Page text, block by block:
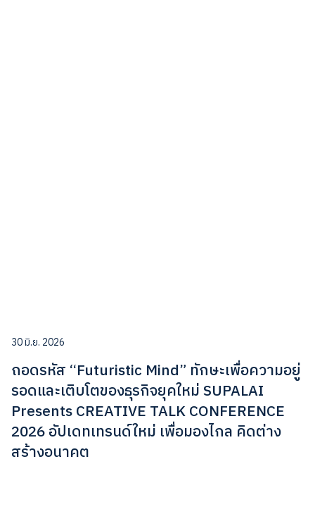
30 มิ.ย. 2026
ถอดรหัส “Futuristic Mind” ทักษะเพื่อความอยู่
รอดและเติบโตของธุรกิจยุคใหม่ SUPALAI
Presents CREATIVE TALK CONFERENCE
2026 อัปเดทเทรนด์ใหม่ เพื่อมองไกล คิดต่าง
สร้างอนาคต